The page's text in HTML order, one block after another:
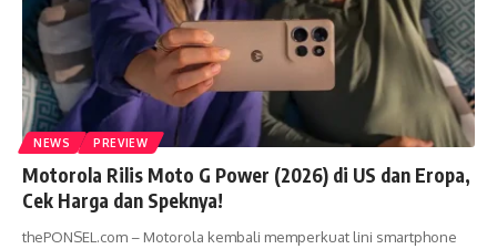
NEWS PREVIEW
Motorola Rilis Moto G Power (2026) di US dan Eropa,
Cek Harga dan Speknya!
thePONSEL.com – Motorola kembali memperkuat lini smartphone